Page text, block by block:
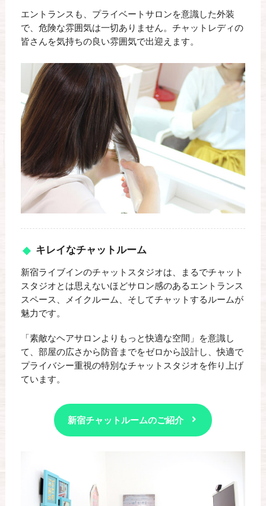
エントランスも、プライベートサロンを意識した外装
で、危険な雰囲気は一切ありません。チャットレディの
皆さんを気持ちの良い雰囲気で出迎えます。
キレイなチャットルーム
新宿ライブインのチャットスタジオは、まるでチャット
スタジオとは思えないほどサロン感のあるエントランス
スペース、メイクルーム、そしてチャットするルームが
魅力です。
「素敵なヘアサロンよりもっと快適な空間」を意識し
て、部屋の広さから防音までをゼロから設計し、快適で
プライバシー重視の特別なチャットスタジオを作り上げ
ています。
新宿チャットルームのご紹介